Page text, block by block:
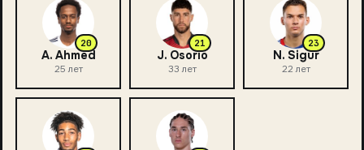
20
A. Ahmed
25 лет
21
J. Osorio
33 лет
23
N. Sigur
22 лет